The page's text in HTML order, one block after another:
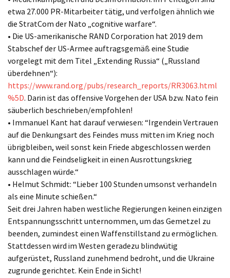
etwa 27.000 PR-Mitarbeiter tätig, und verfolgen ähnlich wie
die StratCom der Nato „cognitive warfare“.
• Die US-amerikanische RAND Corporation hat 2019 dem
Stabschef der US-Armee auftragsgemäß eine Studie
vorgelegt mit dem Titel „Extending Russia“ („Russland
überdehnen“):
https://www.rand.org/pubs/research_reports/RR3063.html
%5D. Darin ist das offensive Vorgehen der USA bzw. Nato fein
säuberlich beschrieben/empfohlen!
• Immanuel Kant hat darauf verwiesen: “Irgendein Vertrauen
auf die Denkungsart des Feindes muss mitten im Krieg noch
übrigbleiben, weil sonst kein Friede abgeschlossen werden
kann und die Feindseligkeit in einen Ausrottungskrieg
ausschlagen würde.“
• Helmut Schmidt: “Lieber 100 Stunden umsonst verhandeln
als eine Minute schießen.“
Seit drei Jahren haben westliche Regierungen keinen einzigen
Entspannungsschritt unternommen, um das Gemetzel zu
beenden, zumindest einen Waffenstillstand zu ermöglichen.
Stattdessen wird im Westen geradezu blindwütig
aufgerüstet, Russland zunehmend bedroht, und die Ukraine
zugrunde gerichtet. Kein Ende in Sicht!